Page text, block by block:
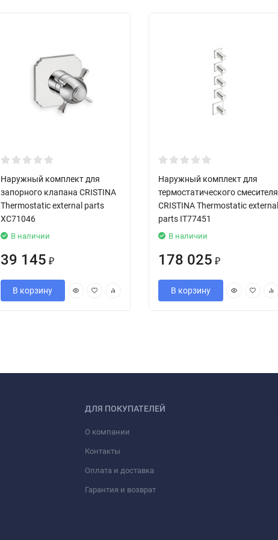
Наружный комплект для
запорного клапана CRISTINA
Thermostatic external parts
XC71046
В наличии
39 145 ₽
В корзину
Наружный комплект для
термостатического смесителя
CRISTINA Thermostatic external
parts IT77451
В наличии
178 025 ₽
В корзину
ДЛЯ ПОКУПАТЕЛЕЙ
О компании
Контакты
Оплата и доставка
Гарантия и возврат